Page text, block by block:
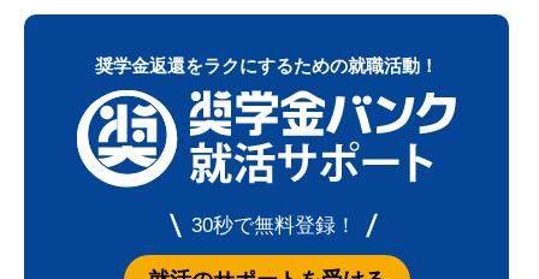
奨学金返還をラクにするための就職活動！
30秒で無料登録！